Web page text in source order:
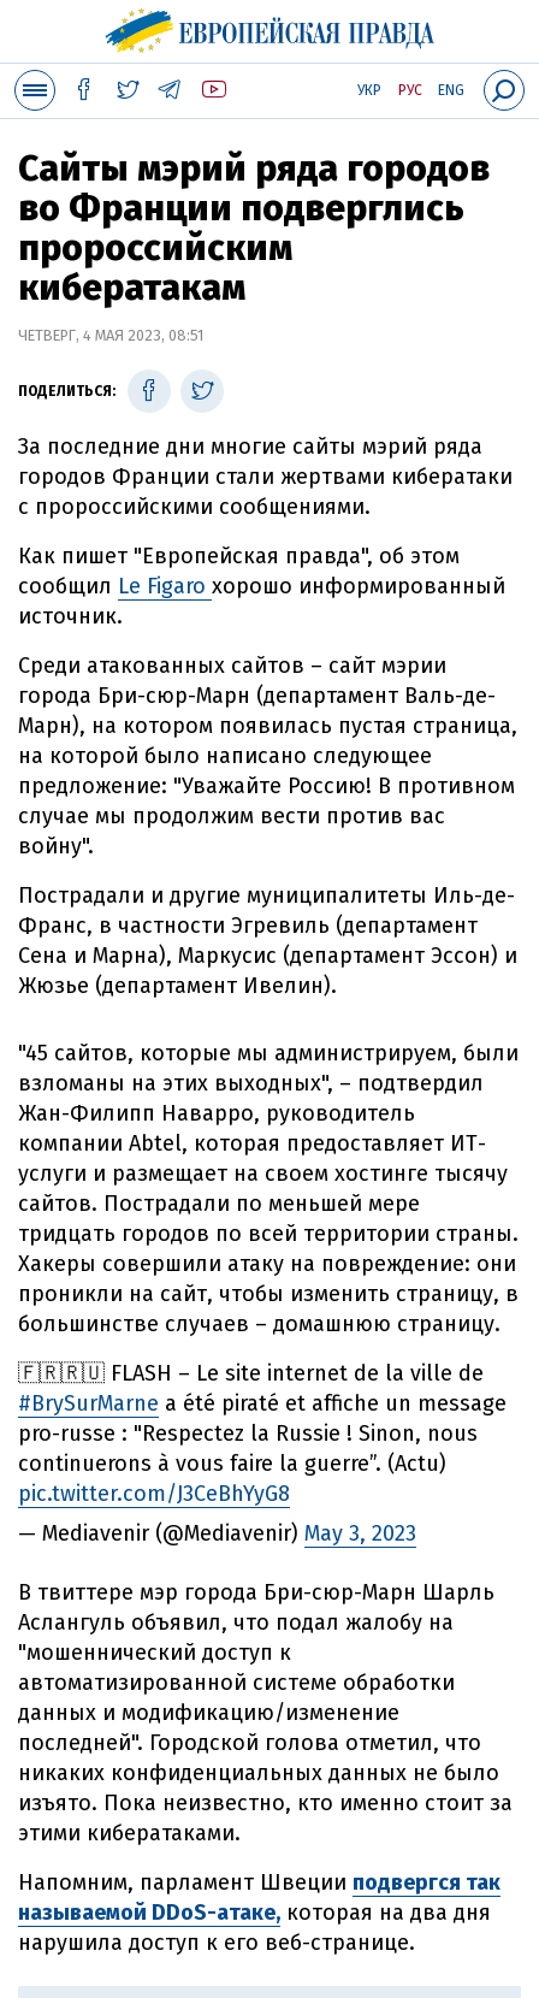
УКР РУС ENG
Сайты мэрий ряда городов
во Франции подверглись
пророссийским
кибератакам
ЧЕТВЕРГ, 4 МАЯ 2023, 08:51
ПОДЕЛИТЬСЯ:
За последние дни многие сайты мэрий ряда
городов Франции стали жертвами кибератаки
с пророссийскими сообщениями.
Как пишет "Европейская правда", об этом
сообщил Le Figaro хорошо информированный
источник.
Среди атакованных сайтов – сайт мэрии
города Бри-сюр-Марн (департамент Валь-де-
Марн), на котором появилась пустая страница,
на которой было написано следующее
предложение: "Уважайте Россию! В противном
случае мы продолжим вести против вас
войну".
Пострадали и другие муниципалитеты Иль-де-
Франс, в частности Эгревиль (департамент
Сена и Марна), Маркусис (департамент Эссон) и
Жюзье (департамент Ивелин).
"45 сайтов, которые мы администрируем, были
взломаны на этих выходных", – подтвердил
Жан-Филипп Наварро, руководитель
компании Abtel, которая предоставляет ИТ-
услуги и размещает на своем хостинге тысячу
сайтов. Пострадали по меньшей мере
тридцать городов по всей территории страны.
Хакеры совершили атаку на повреждение: они
проникли на сайт, чтобы изменить страницу, в
большинстве случаев – домашнюю страницу.
🇫🇷🇷🇺 FLASH – Le site internet de la ville de
#BrySurMarne a été piraté et affiche un message
pro-russe : "Respectez la Russie ! Sinon, nous
continuerons à vous faire la guerre”. (Actu)
pic.twitter.com/J3CeBhYyG8
— Mediavenir (@Mediavenir) May 3, 2023
В твиттере мэр города Бри-сюр-Марн Шарль
Аслангуль объявил, что подал жалобу на
"мошеннический доступ к
автоматизированной системе обработки
данных и модификацию/изменение
последней". Городской голова отметил, что
никаких конфиденциальных данных не было
изъято. Пока неизвестно, кто именно стоит за
этими кибератаками.
Напомним, парламент Швеции подвергся так
называемой DDoS-атаке, которая на два дня
нарушила доступ к его веб-странице.